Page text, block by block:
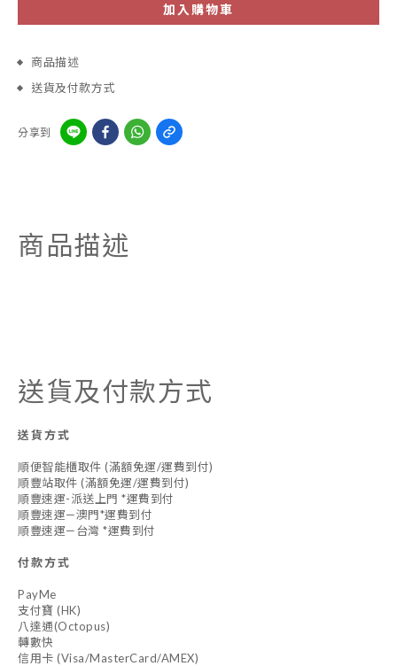
加入購物車
商品描述
送貨及付款方式
分享到
商品描述
送貨及付款方式
送貨方式
順便智能櫃取件 (滿額免運/運費到付)
順豐站取件 (滿額免運/運費到付)
順豐速運-派送上門 *運費到付
順豐速運—澳門*運費到付
順豐速運—台灣 *運費到付
付款方式
PayMe
支付寶 (HK)
八達通(Octopus)
轉數快
信用卡 (Visa/MasterCard/AMEX)